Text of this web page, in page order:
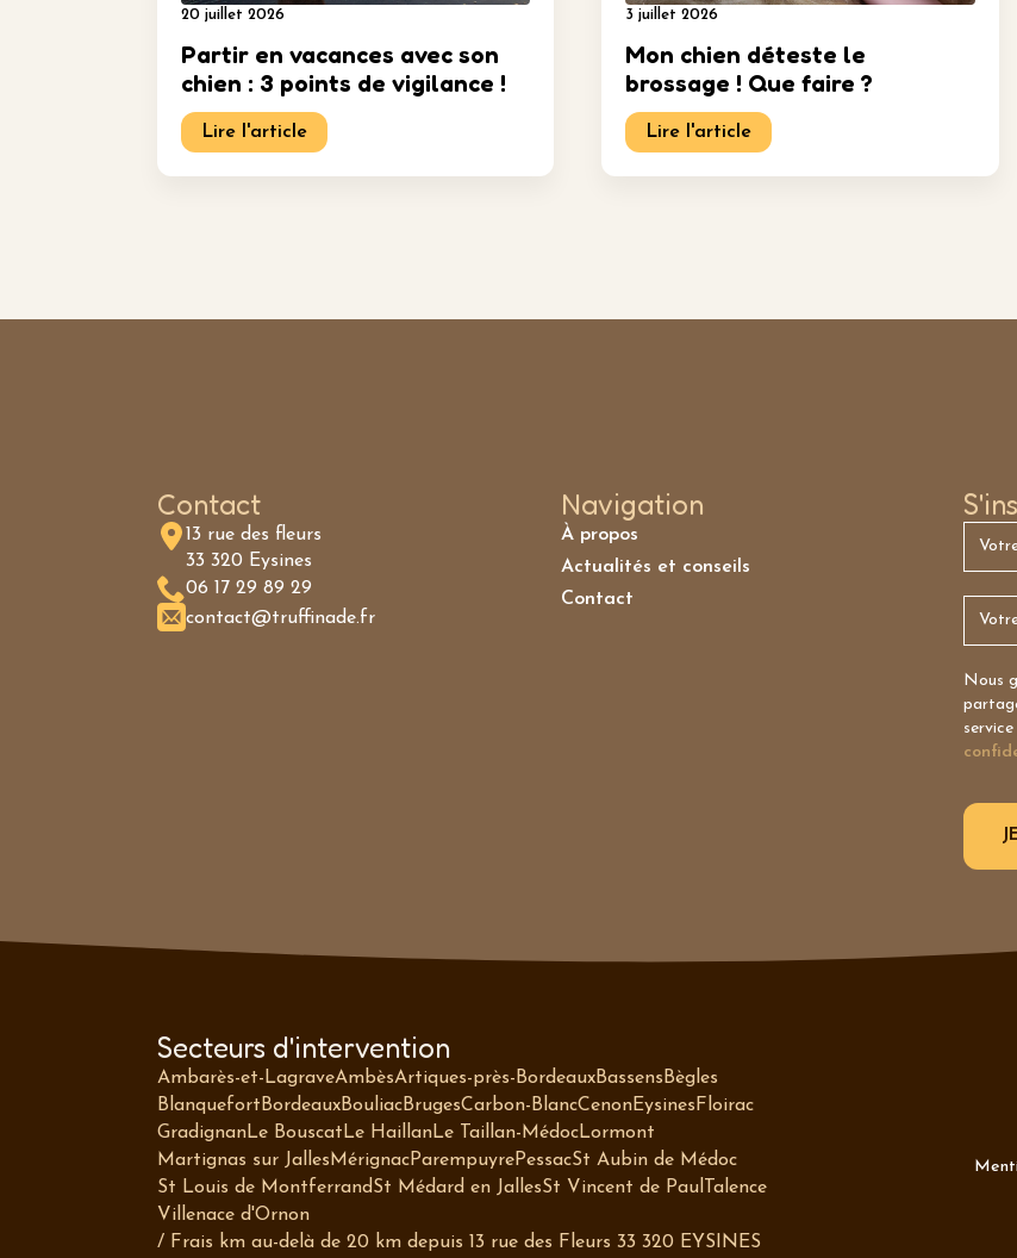
Partir en vacances avec son
chien : 3 points de vigilance !
20 juillet 2026
Lire l'article
Mon chien déteste le
brossage ! Que faire ?
3 juillet 2026
Lire l'article
Contact
13 rue des fleurs
33 320 Eysines
06 17 29 89 29
contact@truffinade.fr
Navigation
À propos
Actualités et conseils
Contact
Nous
Secteurs d'intervention
Ambarès-et-LagraveAmbèsArtiques-près-BordeauxBassens Bègles
Blanquefort BordeauxBouliacBrugesCarbon-BlancCenonEysines Floirac
GradignanLe Bouscat Le HaillanLe Taillan-MédocLormont
Martignas sur Jalles MérignacParempuyrePessacSt Aubin de Médoc
St Louis de MontferrandSt Médard en JallesSt Vincent de Paul
Talence
Villenace d'Ornon
/ Frais km au-delà de 20 km depuis 13 rue des Fleurs 33 320 EYSINES